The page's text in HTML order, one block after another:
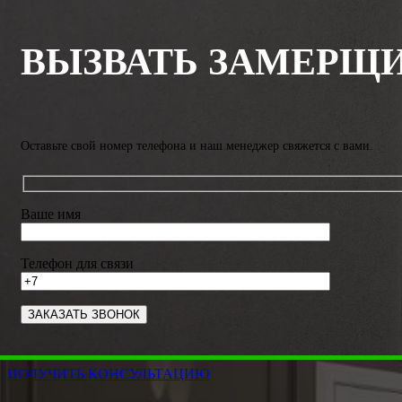
ВЫЗВАТЬ
Оставьте свой номер телефона и наш менеджер свяжется с вами.
Ваше имя
Телефон для связи
ПОЛУЧИТЬ КОНСУЛЬТАЦИЮ